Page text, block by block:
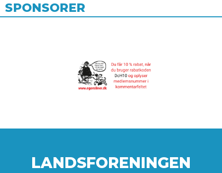
SPONSORER
LANDSFORENINGEN